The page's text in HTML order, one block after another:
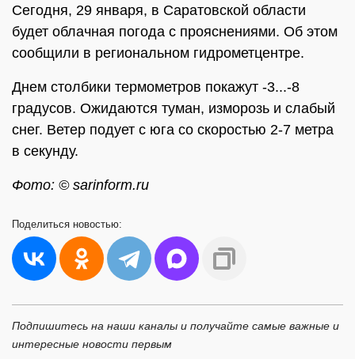
Сегодня, 29 января, в Саратовской области
будет облачная погода с прояснениями. Об этом
сообщили в региональном гидрометцентре.
Днем столбики термометров покажут -3...-8
градусов. Ожидаются туман, изморозь и слабый
снег. Ветер подует с юга со скоростью 2-7 метра
в секунду.
Фото: © sarinform.ru
Поделиться новостью:
Подпишитесь на наши каналы и получайте самые важные и
интересные новости первым